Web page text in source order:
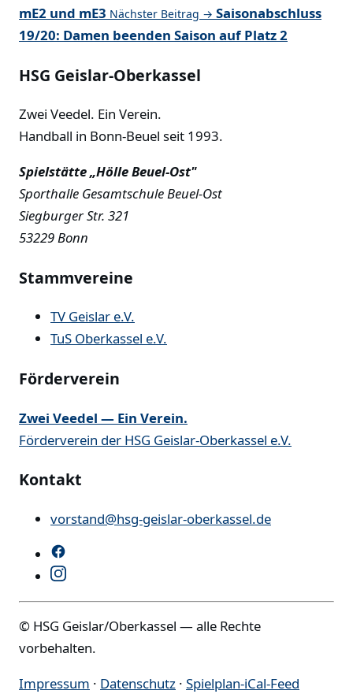
mE2 und mE3 Nächster Beitrag → Saisonabschluss
19/20: Damen beenden Saison auf Platz 2
HSG Geislar-Oberkassel
Zwei Veedel. Ein Verein.
Handball in Bonn-Beuel seit 1993.
Spielstätte „Hölle Beuel-Ost"
Sporthalle Gesamtschule Beuel-Ost
Siegburger Str. 321
53229 Bonn
Stammvereine
TV Geislar e.V.
TuS Oberkassel e.V.
Förderverein
Zwei Veedel — Ein Verein.
Förderverein der HSG Geislar-Oberkassel e.V.
Kontakt
vorstand@hsg-geislar-oberkassel.de
© HSG Geislar/Oberkassel — alle Rechte
vorbehalten.
Impressum · Datenschutz · Spielplan-iCal-Feed